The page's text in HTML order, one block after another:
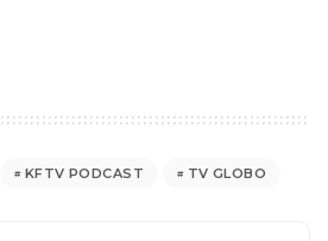
KFTV PODCAST TV GLOBO